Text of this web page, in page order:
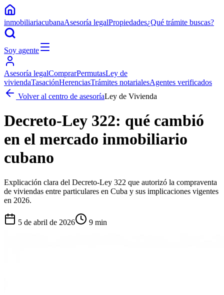
inmobiliariacubanaAsesoría legalPropiedades¿Qué trámite buscas?
Soy agente
Asesoría legalComprarPermutasLey de
viviendaTasaciónHerenciasTrámites notarialesAgentes verificados
Volver al centro de asesoríaLey de Vivienda
Decreto-Ley 322: qué cambió
en el mercado inmobiliario
cubano
Explicación clara del Decreto-Ley 322 que autorizó la compraventa
de viviendas entre particulares en Cuba y sus implicaciones vigentes
en 2026.
5 de abril de 2026 9 min